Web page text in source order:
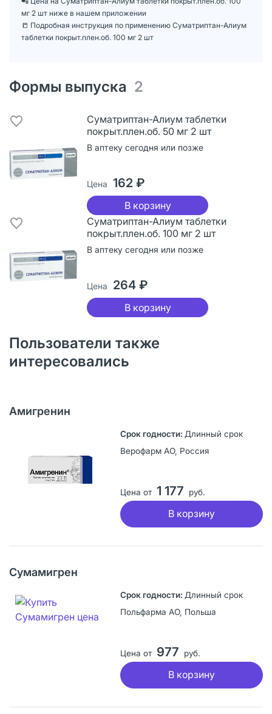
мг 2 шт ниже в нашем приложении
📒 Подробная инструкция по применению Суматриптан-Алиум
таблетки покрыт.плен.об. 100 мг 2 шт
Формы выпуска 2
Суматриптан-Алиум таблетки
покрыт.плен.об. 50 мг 2 шт
В аптеку сегодня или позже
Цена 162 ₽
В корзину
Суматриптан-Алиум таблетки
покрыт.плен.об. 100 мг 2 шт
В аптеку сегодня или позже
Цена 264 ₽
В корзину
Пользователи также
интересовались
Амигренин
Длинный срок
Верофарм АО, Россия
Цена от 1 177 руб.
В корзину
Сумамигрен
Длинный срок
Польфарма АО, Польша
Цена от 977 руб.
В корзину